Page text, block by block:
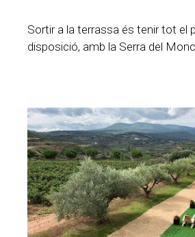
Sortir a la terrassa és tenir tot el
disposició, amb la Serra del